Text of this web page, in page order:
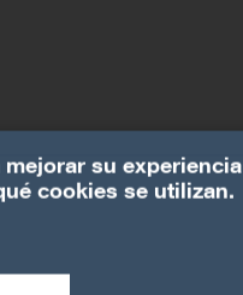
su experiencia
cookies se utilizan.